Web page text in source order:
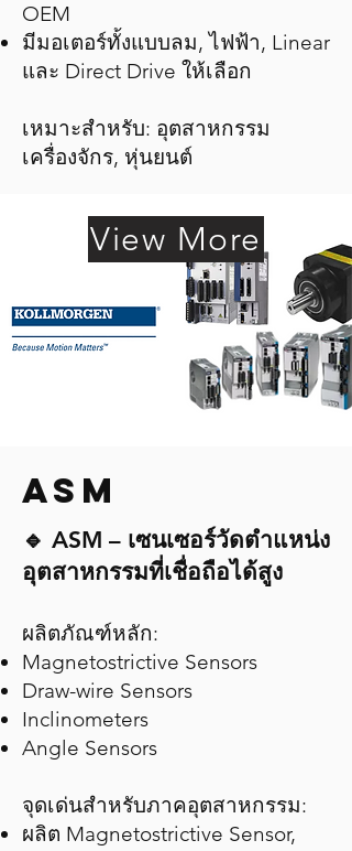
OEM
มีมอเตอร์ทั้งแบบลม, ไฟฟ้า, Linear
และ Direct Drive ให้เลือก
เหมาะสำหรับ: อุตสาหกรรม
เครื่องจักร, หุ่นยนต์
View More
ASM
🔹 ASM – เซนเซอร์วัดตำแหน่ง
อุตสาหกรรมที่เชื่อถือได้สูง
ผลิตภัณฑ์หลัก:
Magnetostrictive Sensors
Draw-wire Sensors
Inclinometers
Angle Sensors
จุดเด่นสำหรับภาคอุตสาหกรรม:
ผลิต Magnetostrictive Sensor,